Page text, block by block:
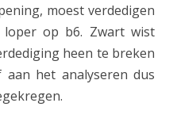
moest verdedigen
op b6. Zwart wist
heen te breken
het analyseren dus